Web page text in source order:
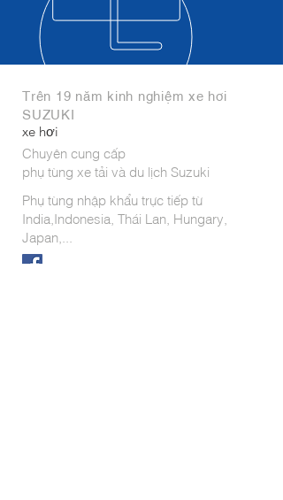
Trên 19 năm kinh nghiệm xe hơi
SUZUKI
xe hơi
Chuyên cung cấp
phụ tùng xe tải và du lịch Suzuki
Phụ tùng nhập khẩu trực tiếp từ
India,Indonesia, Thái Lan, Hungary,
Japan,...